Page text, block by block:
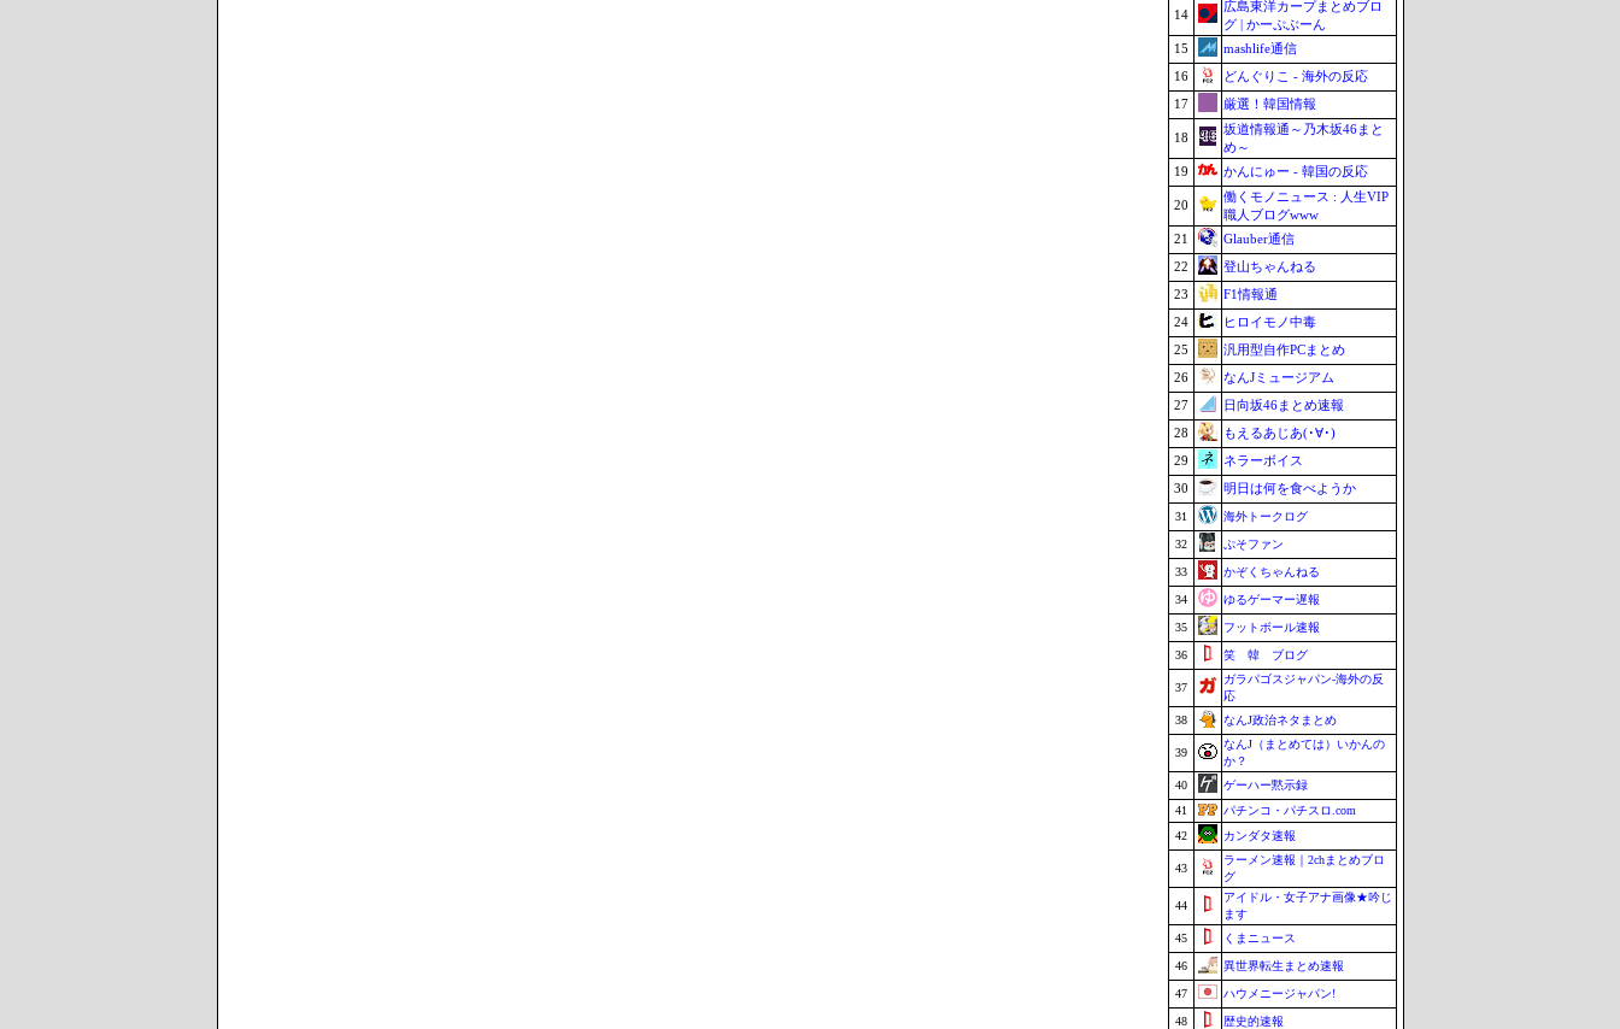
14
広島東洋カープまとめブロ
グ | かーぷぶーん
15
mashlife通信
16
どんぐりこ - 海外の反応
17
厳選！韓国情報
18
坂道情報通～乃木坂46まと
め～
19
かんにゅー - 韓国の反応
20
働くモノニュース : 人生VIP
職人ブログwww
21
Glauber通信
22
登山ちゃんねる
23
F1情報通
24
ヒロイモノ中毒
25
汎用型自作PCまとめ
26
なんJミュージアム
27
日向坂46まとめ速報
28
もえるあじあ(･∀･)
29
ネラーボイス
30
明日は何を食べようか
31 海外トークログ
32 ぷそファン
33 かぞくちゃんねる
34 ゆるゲーマー遅報
35 フットボール速報
36 笑 韓 ブログ
37
ガラパゴスジャパン-海外の反
応
38
なんJ政治ネタまとめ
39
なんJ（まとめては）いかんの
か？
40
ゲーハー黙示録
41
パチンコ・パチスロ.com
42
カンダタ速報
43
ラーメン速報｜2chまとめブロ
グ
44
アイドル・女子アナ画像★吟じ
ます
45
くまニュース
46 異世界転生まとめ速報
47 ハウメニージャパン!
48 歴史的速報